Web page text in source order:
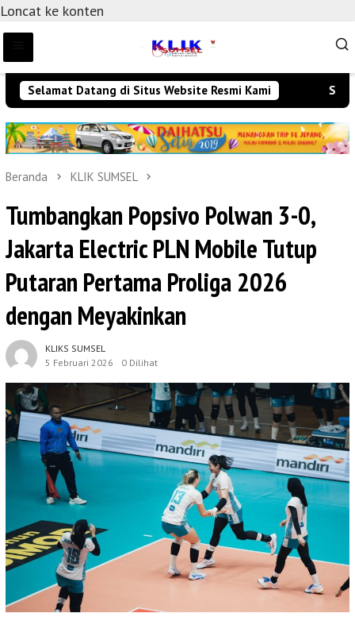
Loncat ke konten
Selamat Datang di Situs Website Resmi Kami
Beranda KLIK SUMSEL
Tumbangkan Popsivo Polwan 3-0,
Jakarta Electric PLN Mobile Tutup
Putaran Pertama Proliga 2026
dengan Meyakinkan
KLIKS SUMSEL
5 Februari 2026
0 Dilihat